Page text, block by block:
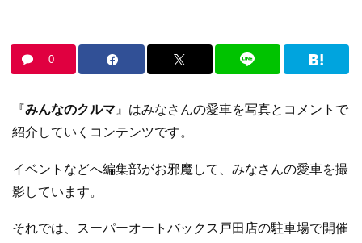
0
『みんなのクルマ 』はみなさんの愛車を写真とコメントで
紹介していくコンテンツです。
イベントなどへ編集部がお邪魔して、みなさんの愛車を撮
影しています。
それでは、スーパーオートバックス戸田店の駐車場で開催